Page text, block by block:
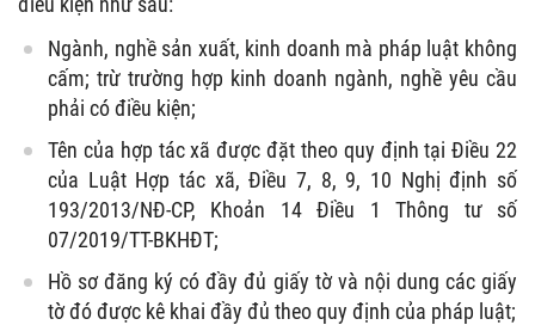
Ngành, nghề sản xuất, kinh doanh mà pháp luật không
cấm; trừ trường hợp kinh doanh ngành, nghề yêu cầu
phải có điều kiện;
Tên của hợp tác xã được đặt theo quy định tại Điều 22
của Luật Hợp tác xã, Điều 7, 8, 9, 10 Nghị định số
193/2013/NĐ-CP, Khoản 14 Điều 1 Thông tư số
07/2019/TT-BKHĐT;
Hồ sơ đăng ký có đầy đủ giấy tờ và nội dung các giấy
tờ đó được kê khai đầy đủ theo quy định của pháp luật;